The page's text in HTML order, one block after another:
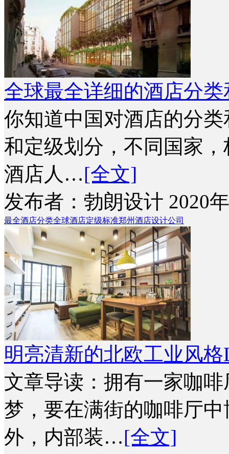
全球最全详细的酒店分
你知道中国对酒店的分
和定级划分，不同国家
酒店人…[全文]
发布者：勃朗设计 2020
最全酒店分类全球酒店定级标准郑州酒店设计公司
明亮清新的北欧工业风
文章导读：拥有一家咖
梦，要在满街的咖啡厅
外，内部装…[全文]